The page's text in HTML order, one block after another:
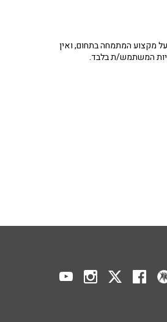
מקצוע המתמחה בתחום, ואין
המשתמש/ת בלבד.